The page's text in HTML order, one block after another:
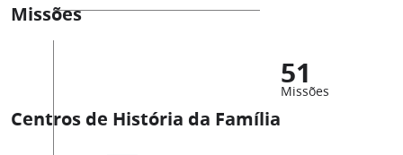
Missões
51
Missões
Centros de História da Família